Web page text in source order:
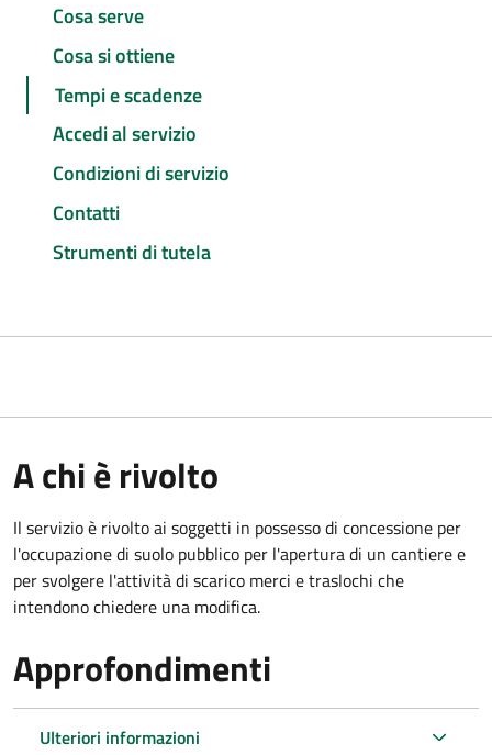
Cosa serve
Cosa si ottiene
Tempi e scadenze
Accedi al servizio
Condizioni di servizio
Contatti
Strumenti di tutela
A chi è rivolto
Il servizio è rivolto ai soggetti in possesso di concessione per
l'occupazione di suolo pubblico per l'apertura di un cantiere e
per svolgere l'attività di scarico merci e traslochi che
intendono chiedere una modifica.
Approfondimenti
Ulteriori informazioni